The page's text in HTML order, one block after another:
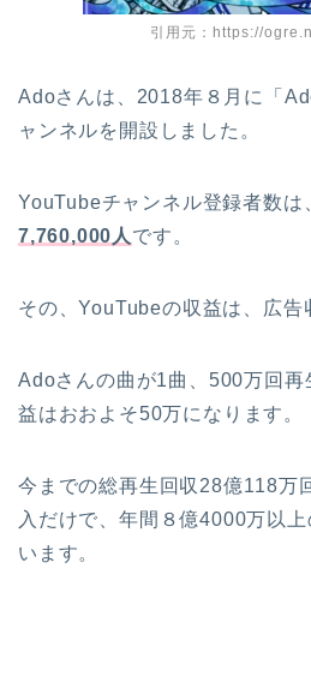
引用元：https://
Adoさんは、2018年８月に「
ャンネルを開設しました。
YouTubeチャンネル登録者数は
7,760,000人 です。
その、YouTubeの収益は、広告
Adoさんの曲が1曲、500万回再
益はおおよそ50万になります。
今までの総再生回収28億118万
入だけで、年間８億4000万以
います。